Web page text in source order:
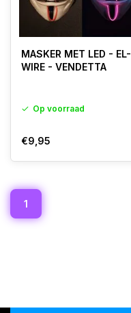
MASKER MET LED - EL-
WIRE - VENDETTA
Op voorraad
€9,95
1